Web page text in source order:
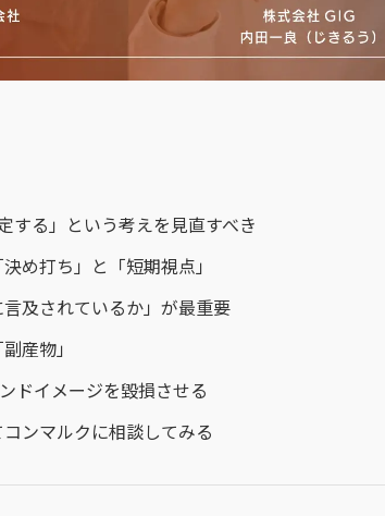
する」という考えを見直すべき
め打ち」と「短期視点」
及されているか」が最重要
産物」
ドイメージを毀損させる
ンマルクに相談してみる